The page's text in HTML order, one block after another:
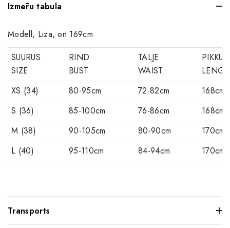
Izmēru tabula
Modell, Liza, on 169cm
SUURUS
SIZE
RIND
BUST
TALJE
WAIST
PIKKUS
XS (34)
80-95cm 72-82cm
168cm
S (36)
85-100cm 76-86cm
168cm
M (38)
90-105cm 80-90cm
170cm
L (40)
95-110cm 84-94cm 170cm
Transports